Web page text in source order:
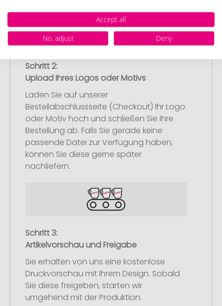
Schritt 2:
Upload Ihres Logos oder Motivs
Laden Sie auf unserer
Bestellabschlussseite (Checkout) Ihr Logo
oder Motiv hoch und schließen Sie Ihre
Bestellung ab. Falls Sie gerade keine
passende Datei zur Verfügung haben,
können Sie diese gerne später
nachliefern.
Schritt 3:
Artikelvorschau und Freigabe
Sie erhalten von uns eine kostenlose
Druckvorschau mit Ihrem Design. Sobald
Sie diese freigeben, starten wir
umgehend mit der Produktion.
Accept all
No, adjust
Deny